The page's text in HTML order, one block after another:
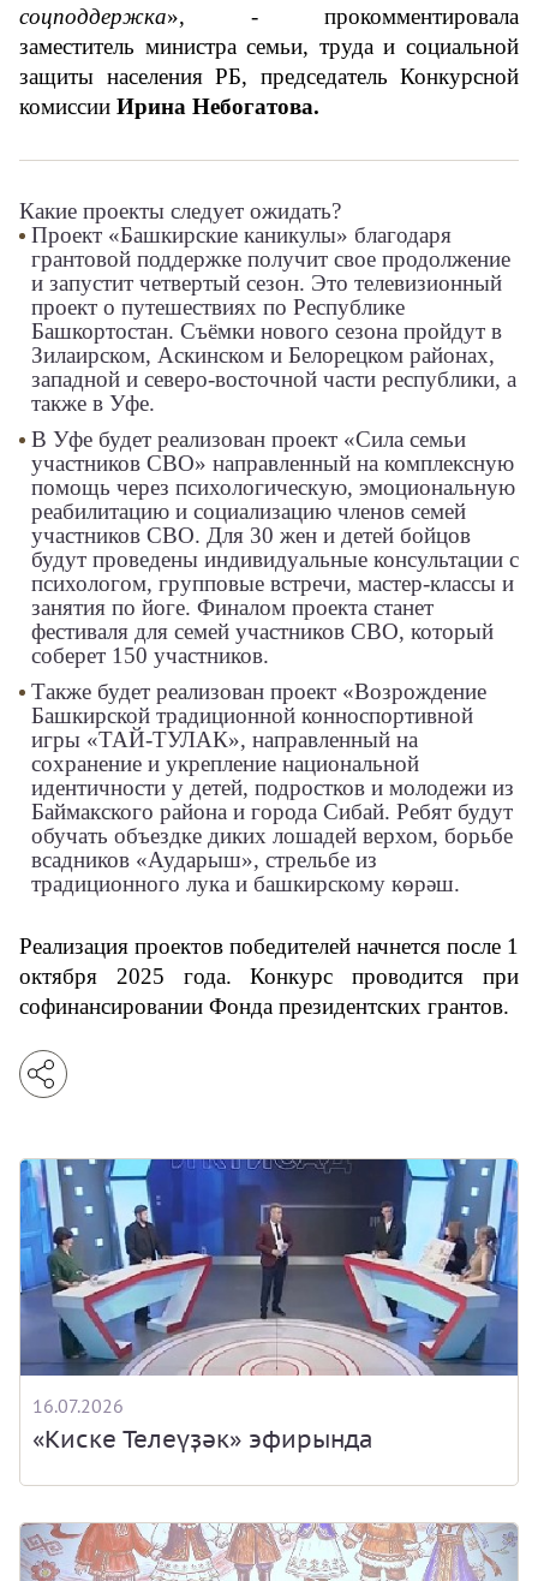
соцподдержка», - прокомментировала
заместитель министра семьи, труда и социальной
защиты населения РБ, председатель Конкурсной
комиссии Ирина Небогатова.
Какие проекты следует ожидать?
Проект «Башкирские каникулы» благодаря
грантовой поддержке получит свое продолжение
и запустит четвертый сезон. Это телевизионный
проект о путешествиях по Республике
Башкортостан. Съёмки нового сезона пройдут в
Зилаирском, Аскинском и Белорецком районах,
западной и северо-восточной части республики, а
также в Уфе.
В Уфе будет реализован проект «Сила семьи
участников СВО» направленный на комплексную
помощь через психологическую, эмоциональную
реабилитацию и социализацию членов семей
участников СВО. Для 30 жен и детей бойцов
будут проведены индивидуальные консультации с
психологом, групповые встречи, мастер-классы и
занятия по йоге. Финалом проекта станет
фестиваля для семей участников СВО, который
соберет 150 участников.
Также будет реализован проект «Возрождение
Башкирской традиционной конноспортивной
игры «ТАЙ-ТУЛАК», направленный на
сохранение и укрепление национальной
идентичности у детей, подростков и молодежи из
Баймакского района и города Сибай. Ребят будут
обучать объездке диких лошадей верхом, борьбе
всадников «Аударыш», стрельбе из
традиционного лука и башкирскому көрәш.
Реализация проектов победителей начнется после 1
октября 2025 года. Конкурс проводится при
софинансировании Фонда президентских грантов.
16.07.2026
«Киске Телеүҙәк» эфирында